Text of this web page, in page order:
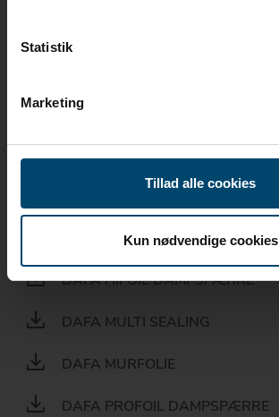
Statistik
Marketing
Tillad alle cookies
Kun nødvendige cookies
DAFA EXFOIL DAMPSPÆRRE
DAFA FLEX 600 FUGEBÅND
DAFA HI-TACK TAPE
DAFA HIFOIL DAMPSPÆRRE
DAFA MULTI SEALING
DAFA MURFOLIE
DAFA PROFOIL DAMPSPÆRRE